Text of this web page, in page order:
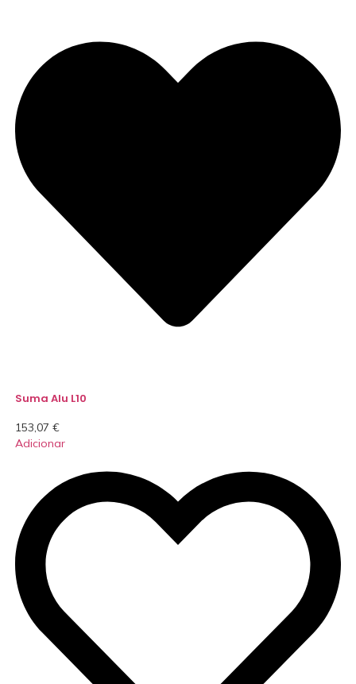
Suma Alu L10
153,07 €
Adicionar